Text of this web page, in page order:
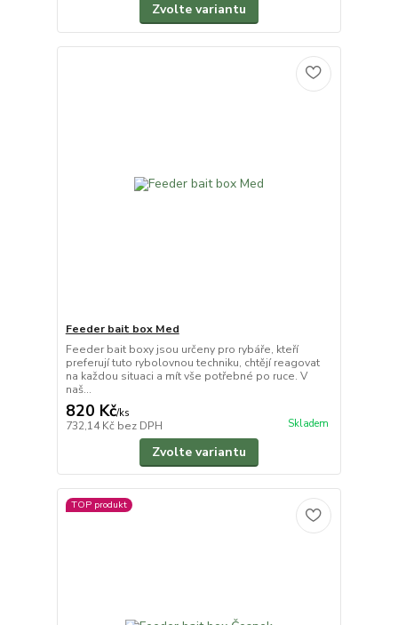
Zvolte variantu
Feeder bait box Med
Feeder bait boxy jsou určeny pro rybáře, kteří
preferují tuto rybolovnou techniku, chtějí reagovat
na každou situaci a mít vše potřebné po ruce. V
naš...
820 Kč/ks
732,14 Kč bez DPH Skladem
Zvolte variantu
TOP produkt